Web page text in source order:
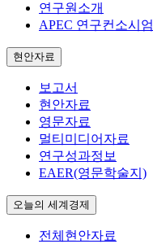
연구원소개
APEC 연구컨소시엄
현안자료
보고서
현안자료
영문자료
멀티미디어자료
연구성과정보
EAER(영문학술지)
오늘의 세계경제
전체현안자료